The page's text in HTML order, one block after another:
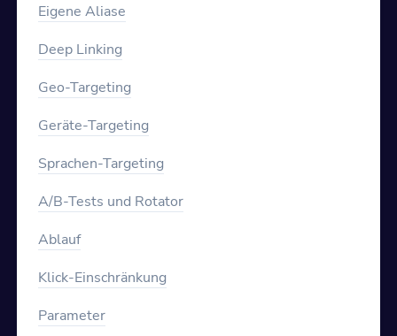
Eigene Aliase
Deep Linking
Geo-Targeting
Geräte-Targeting
Sprachen-Targeting
A/B-Tests und Rotator
Ablauf
Klick-Einschränkung
Parameter